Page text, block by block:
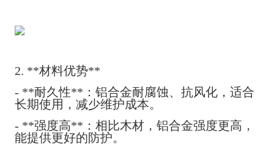
2. **材料优势**
- **耐久性**：铝合金耐腐蚀、抗风化，适合
长期使用，减少维护成本。
- **强度高**：相比木材，铝合金强度更高，
能提供更好的防护。